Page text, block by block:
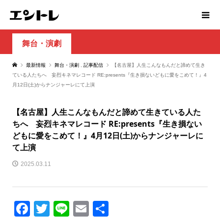
舞台・演劇
最新情報 舞台・演劇 記事配信
【名古屋】人生こんなもんだと諦めて生き
ている人たちへ 妄烈キネマレコード RE:presents『生き損ないどもに愛をこめて！』4
月12日(土)からナンジャーレにて上演
【名古屋】人生こんなもんだと諦めて生きている人た
ちへ 妄烈キネマレコード RE:presents『生き損ない
どもに愛をこめて！』4月12日(土)からナンジャーレに
て上演
2025.03.11
Facebook
Twitter
LineEmail